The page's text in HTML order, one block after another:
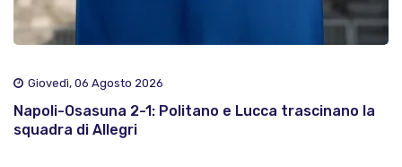
Giovedì, 06 Agosto 2026
Napoli-Osasuna 2-1: Politano e Lucca trascinano la
squadra di Allegri